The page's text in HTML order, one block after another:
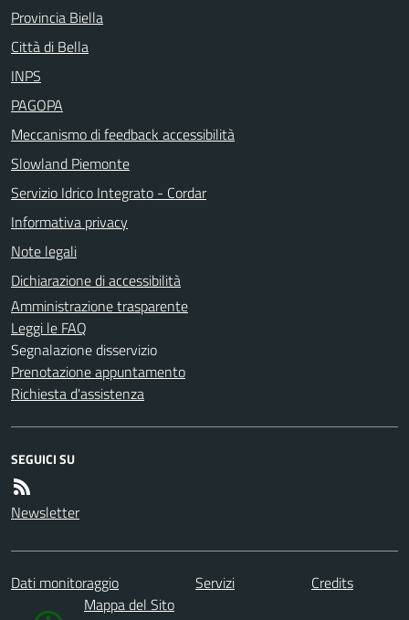
Provincia Biella
Città di Bella
INPS
PAGOPA
Meccanismo di feedback accessibilità
Slowland Piemonte
Servizio Idrico Integrato - Cordar
Informativa privacy
Note legali
Dichiarazione di accessibilità
Amministrazione trasparente
Leggi le FAQ
Segnalazione disservizio
Prenotazione appuntamento
Richiesta d'assistenza
SEGUICI SU
Newsletter
Dati monitoraggio Servizi
Credits
Mappa del Sito